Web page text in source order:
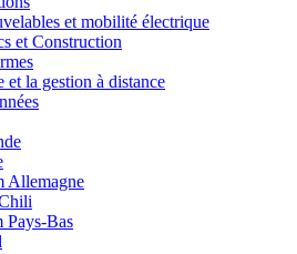
et mobilité électrique
et Construction
et la gestion à distance
Allemagne
Pays-Bas